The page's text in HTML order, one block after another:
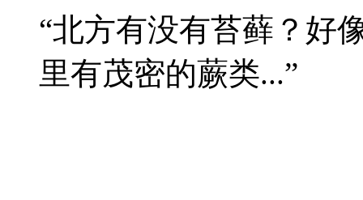
“北方有没有苔藓？好
里有茂密的蕨类...”